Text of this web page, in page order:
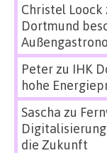
Christel Loock
Dortmund
Peterzu IHK
hohe
Sascha zu
die Zukunft